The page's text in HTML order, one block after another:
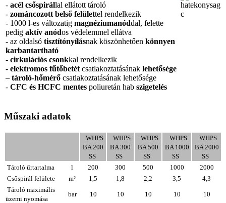
- acél csőspirállal ellátott tároló
- zománcozott belső felülettel rendelkezik
- 1000 l-es változatig magnéziumanóddal, felette
pedig aktív anódos védelemmel ellátva
- az oldalsó tisztítónyílásnak köszönhetően könnyen
karbantartható
- cirkulációs csonkkal rendelkezik
- elektromos fűtőbetét csatlakoztatásának lehetősége
– tároló-hőmérő csatlakoztatásának lehetősége
- CFC és HCFC mentes poliuretán hab szigetelés
Műszaki adatok
WHPS
BA 200
SS
WHPS
BA 300
SS
WHPS
BA 500
SS
WHPS
BA 1000
SS
WHPS
BA 2000
SS
Tároló űrtartalma
l 200 300 500 1000
2000
Csőspirál felülete
m² 1,5 1,8 2,2 3,5
4,3
Tároló maximális
üzemi nyomása
bar 10 10 10 10 10